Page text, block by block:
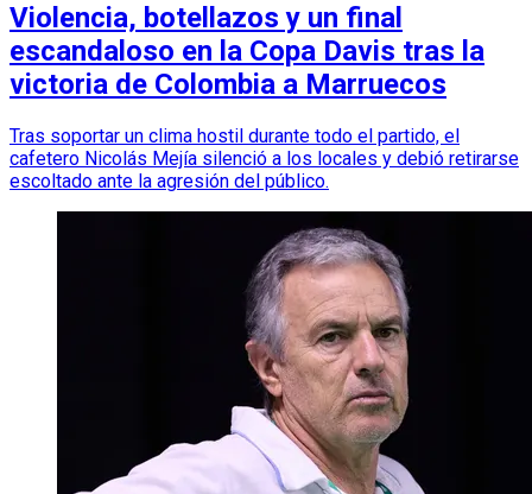
Violencia, botellazos y un final
escandaloso en la Copa Davis tras la
victoria de Colombia a Marruecos
Tras soportar un clima hostil durante todo el partido, el
cafetero Nicolás Mejía silenció a los locales y debió retirarse
escoltado ante la agresión del público.